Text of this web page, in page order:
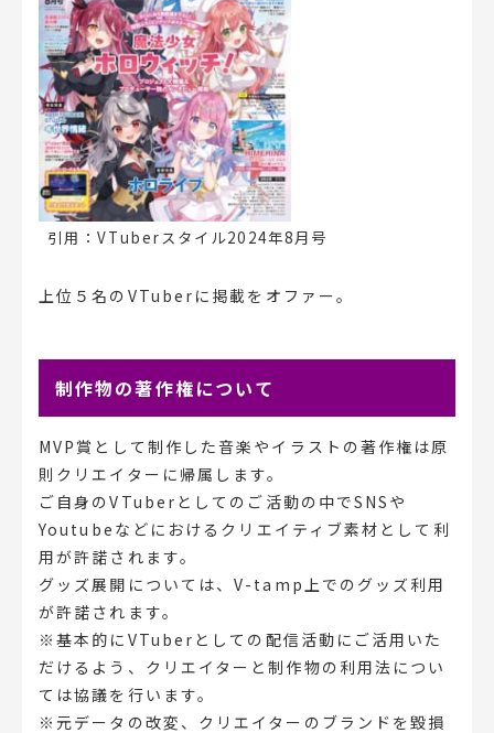
引用：VTuberスタイル2024年8月号
上位５名のVTuberに掲載をオファー。
制作物の著作権について
MVP賞として制作した音楽やイラストの著作権は原
則クリエイターに帰属します。
ご自身のVTuberとしてのご活動の中でSNSや
Youtubeなどにおけるクリエイティブ素材として利
用が許諾されます。
グッズ展開については、V-tamp上でのグッズ利用
が許諾されます。
※基本的にVTuberとしての配信活動にご活用いた
だけるよう、クリエイターと制作物の利用法につい
ては協議を行います。
※元データの改変、クリエイターのブランドを毀損